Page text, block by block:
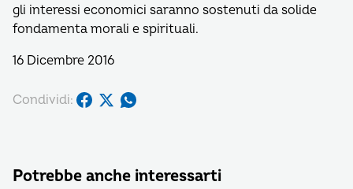
gli interessi economici saranno sostenuti da solide
fondamenta morali e spirituali.
16 Dicembre 2016
Condividi:
Potrebbe anche interessarti